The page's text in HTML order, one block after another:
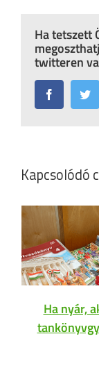
Ha tetszett
twitteren
Facebook
Kapcsolódó
Ha nyár,